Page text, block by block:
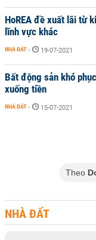
HoREA đề xuất lãi từ
lĩnh vực khác
NHÀ ĐẤT - 19-07-2021
Bất động sản khó
xuống tiền
NHÀ ĐẤT - 15-07-2021
Theo
NHÀ ĐẤT